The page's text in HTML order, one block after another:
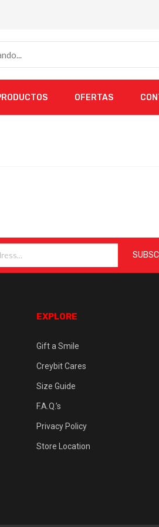
OFERTAS
EXPLORE
Gift a Smile
Creybit Cares
Size Guide
F.A.Q.’s
Privacy Policy
Store Location